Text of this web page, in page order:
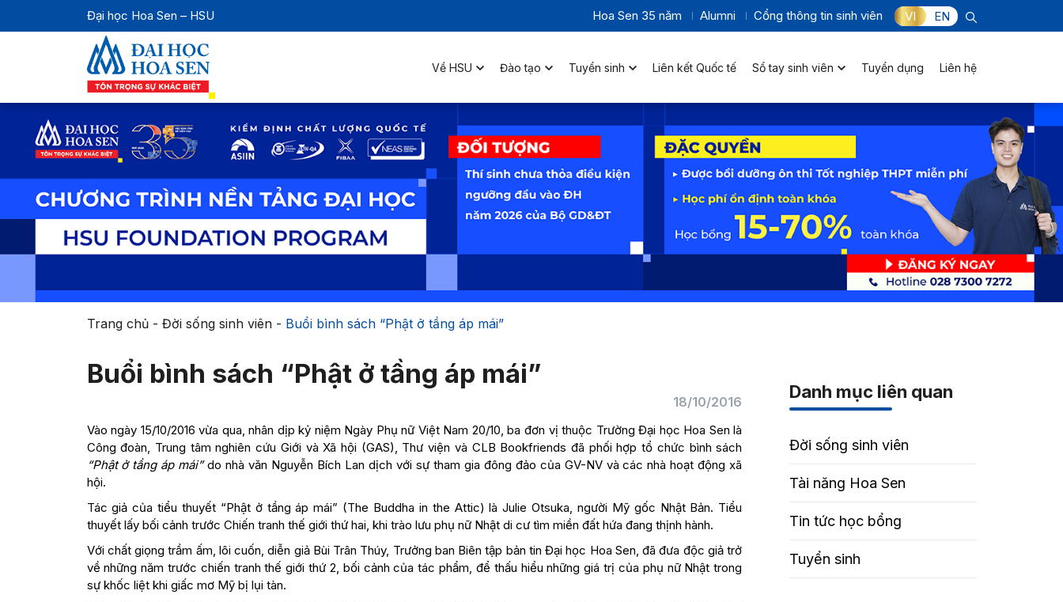
Đại học Hoa Sen – HSU Hoa Sen 35 năm Alumni Cổng thông tin sinh viên VI EN
Về HSU Đào tạo Tuyển sinh Liên kết Quốc tế Sổ tay sinh viên Tuyển dụng Liên hệ
Trang chủ- Đời sống sinh viên- Buổi bình sách “Phật ở tầng áp mái”
Buổi bình sách “Phật ở tầng áp mái”
18/10/2016
Vào ngày 15/10/2016 vừa qua, nhân dịp kỷ niệm Ngày Phụ nữ Việt Nam 20/10, ba đơn vị thuộc Trường Đại học Hoa Sen là
Công đoàn, Trung tâm nghiên cứu Giới và Xã hội (GAS), Thư viện và CLB Bookfriends đã phối hợp tổ chức bình sách
“Phật ở tầng áp mái”do nhà văn Nguyễn Bích Lan dịch với sự tham gia đông đảo của GV-NV và các nhà hoạt động xã
hội.
Tác giả của tiểu thuyết “Phật ở tầng áp mái” (The Buddha in the Attic) là Julie Otsuka, người Mỹ gốc Nhật Bản. Tiểu
thuyết lấy bối cảnh trước Chiến tranh thế giới thứ hai, khi trào lưu phụ nữ Nhật di cư tìm miền đất hứa đang thịnh hành.
Với chất giọng trầm ấm, lôi cuốn, diễn giả Bùi Trân Thúy, Trưởng ban Biên tập bản tin Đại học Hoa Sen, đã đưa độc giả trở
về những năm trước chiến tranh thế giới thứ 2, bối cảnh của tác phẩm, để thấu hiểu những giá trị của phụ nữ Nhật trong
sự khốc liệt khi giấc mơ Mỹ bị lụi tàn.
Danh mục liên quan
Đời sống sinh viên
Tài năng Hoa Sen
Tin tức học bổng
Tuyển sinh